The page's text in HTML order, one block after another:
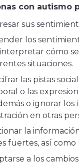
con autismo
sus
los
cómo
situaciones.
las pistas
o las
o ignorar
en otras
la
fuertes, así
a los